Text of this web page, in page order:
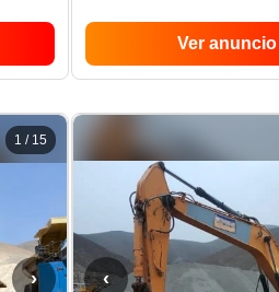
Ver anuncio
›
1 / 15
‹